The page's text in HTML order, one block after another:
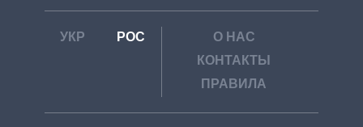
УКР РОС
О НАС
КОНТАКТЫ
ПРАВИЛА